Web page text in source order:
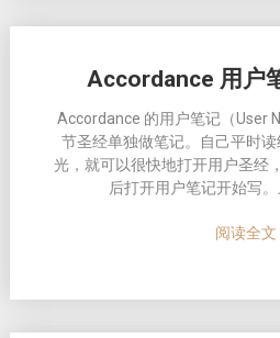
Accordance 用户
Accordance 的用户笔记（User
节圣经单独做笔记。自己平时
光，就可以很快地打开用户圣经
后打开用户笔记开始写。
阅读全文